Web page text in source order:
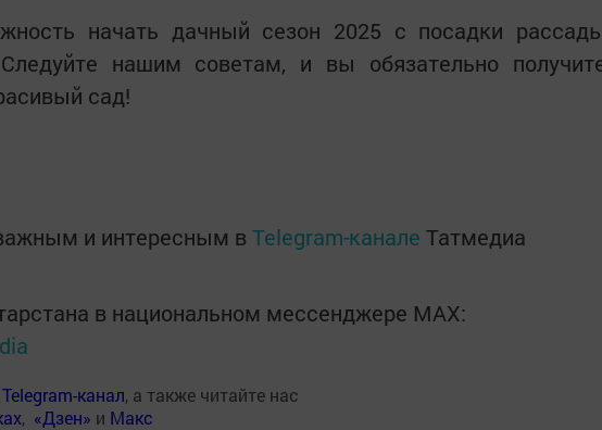
начать дачный сезон 2025 с посадки
нашим советам, и вы обязательно
сад!
и интересным в Telegram-канале Татмедиа
в национальном мессенджере MАХ:
Telegram-канал, а также читайте нас
, «Дзен» и Макс